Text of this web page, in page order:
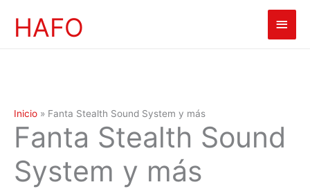
HAFO
Inicio » Fanta Stealth Sound System y más
Fanta Stealth Sound
System y más